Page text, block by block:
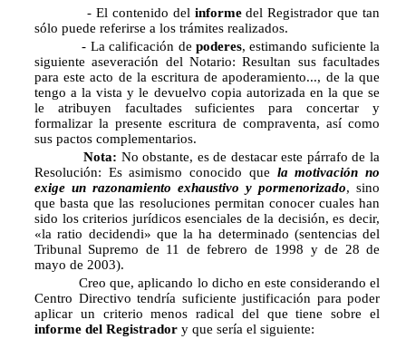
- El contenido del informedel Registrador que tan
sólo puede referirse a los trámites realizados.
- La calificación de poderes, estimando suficiente la
siguiente aseveración del Notario: Resultan sus facultades
para este acto de la escritura de apoderamiento..., de la que
tengo a la vista y le devuelvo copia autorizada en la que se
le atribuyen facultades suficientes para concertar y
formalizar la presente escritura de compraventa, así como
sus pactos complementarios.
Nota: No obstante, es de destacar este párrafo de la
Resolución: Es asimismo conocido que la motivación no
exige un razonamiento exhaustivo y pormenorizado, sino
que basta que las resoluciones permitan conocer cuales han
sido los criterios jurídicos esenciales de la decisión, es decir,
«la ratio decidendi» que la ha determinado (sentencias del
Tribunal Supremo de 11 de febrero de 1998 y de 28 de
mayo de 2003).
Creo que, aplicando lo dicho en este considerando el
Centro Directivo tendría suficiente justificación para poder
aplicar un criterio menos radical del que tiene sobre el
informe del Registrador y que sería el siguiente: